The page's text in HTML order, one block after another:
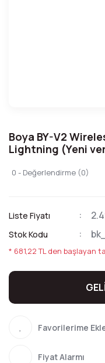
Boya BY-V2
Lightning (Yeni
0 - Değerlendirme (0)
Liste Fiyatı
Stok Kodu
* 681,22 TL den başlayan
Fiyat Alarmı